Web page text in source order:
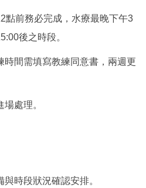
點前務必完成，水療最晚下午3
後之時段。
時間需填寫教練同意書，兩週更
處理。
與時段狀況確認安排。